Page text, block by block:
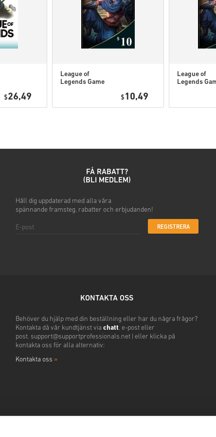
Kolla den snabba guiden
Dessa koder har inget
Nedladdningsbart
spelet för att kunna
Du kan få mer än en kod
$26,49
League of
Legends Game
$ 10,49
League of
Legends
FÅ RABATT?
(BLI MEDLEM)
Håll dig uppdaterad med alla våra
spännande framsteg, rabatter och erbjudanden!
REGISTRERA
KONTAKTA OSS
Behöver du hjälp med din beställning eller har du några frågor?
Kontakta då vår kundtjänst via chatt, e-post eller
post. support@supportprofessionals.net| eller klicka på
kontakta oss för alla alternativ:
Kontakta oss »